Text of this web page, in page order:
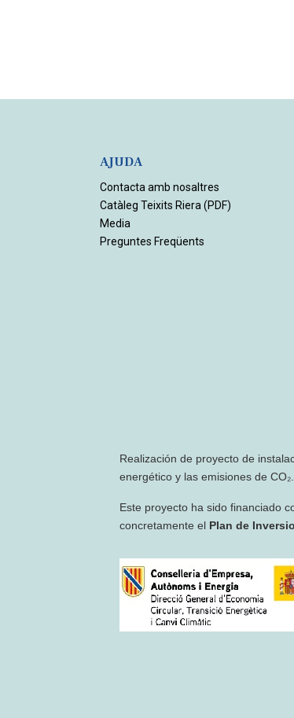
AJUDA
Contacta amb nosaltres
Catàleg Teixits Riera (PDF)
Media
Preguntes Freqüents
Realización de proyecto de
energético y las emisiones de
Este proyecto ha sido financiado
concretamente el Plan de